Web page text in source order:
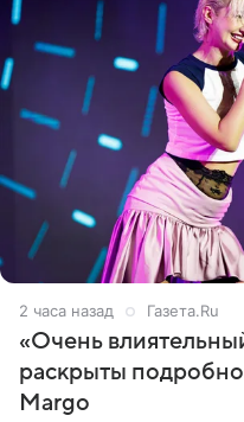
2 часа назад Газета.Ru
«Очень
раскрыты
Margo